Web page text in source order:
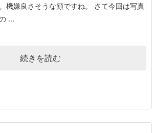
機嫌良さそうな顔ですね。 さて今回は写真
...
続きを読む